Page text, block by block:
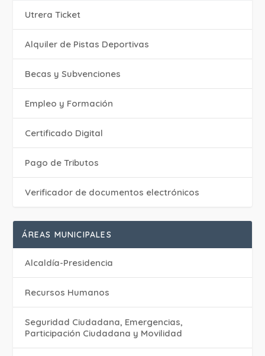
Utrera Ticket
Alquiler de Pistas Deportivas
Becas y Subvenciones
Empleo y Formación
Certificado Digital
Pago de Tributos
Verificador de documentos electrónicos
ÁREAS MUNICIPALES
Alcaldía-Presidencia
Recursos Humanos
Seguridad Ciudadana, Emergencias,
Participación Ciudadana y Movilidad